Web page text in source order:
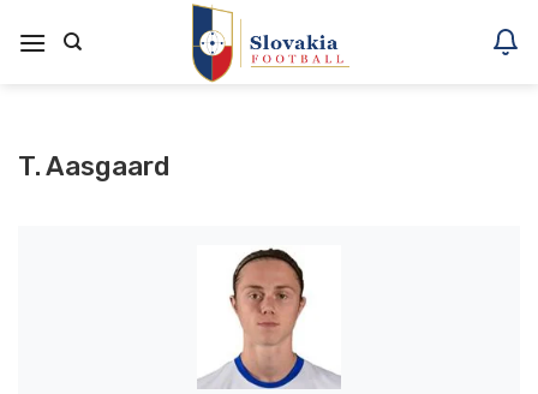
na
T. Aasgaard